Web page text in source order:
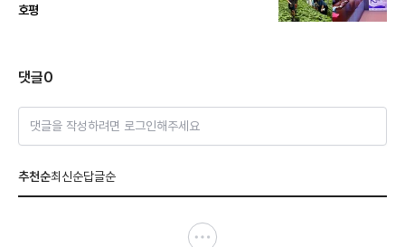
호평
댓글0
댓글을 작성하려면 로그인해주세요
추천순최신순답글순